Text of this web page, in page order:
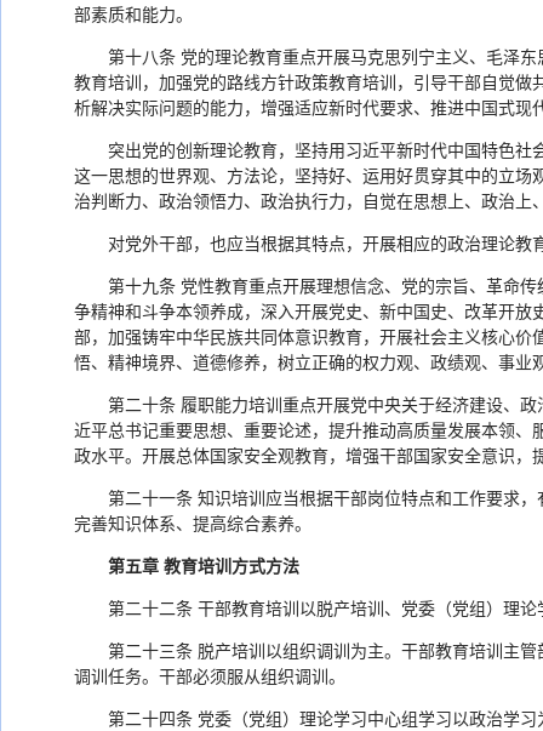
部素质和能力。
第十八条 党的理论教育重点开展马克思列宁主义、毛泽
教育培训，加强党的路线方针政策教育培训，引导干部自觉
析解决实际问题的能力，增强适应新时代要求、推进中国式现
突出党的创新理论教育，坚持用习近平新时代中国特色
这一思想的世界观、方法论，坚持好、运用好贯穿其中的立场
治判断力、政治领悟力、政治执行力，自觉在思想上、政治
对党外干部，也应当根据其特点，开展相应的政治理论教
第十九条 党性教育重点开展理想信念、党的宗旨、革命
争精神和斗争本领养成，深入开展党史、新中国史、改革开
部，加强铸牢中华民族共同体意识教育，开展社会主义核心
悟、精神境界、道德修养，树立正确的权力观、政绩观、事
第二十条 履职能力培训重点开展党中央关于经济建设、
近平总书记重要思想、重要论述，提升推动高质量发展本领
政水平。开展总体国家安全观教育，增强干部国家安全意识，
第二十一条 知识培训应当根据干部岗位特点和工作要求
完善知识体系、提高综合素养。
第五章 教育培训方式方法
第二十二条 干部教育培训以脱产培训、党委（党组）理
第二十三条 脱产培训以组织调训为主。干部教育培训主
调训任务。干部必须服从组织调训。
第二十四条 党委（党组）理论学习中心组学习以政治学